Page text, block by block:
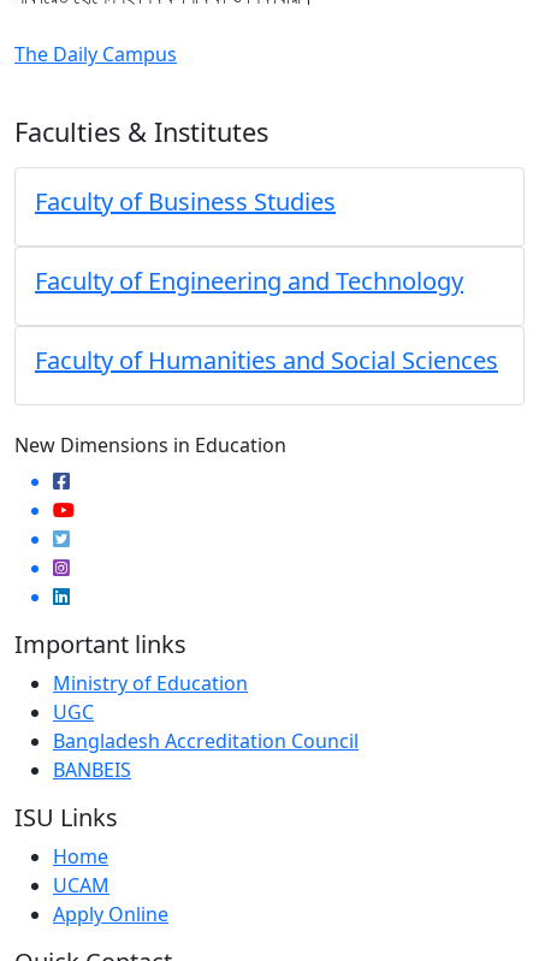
The Daily Campus
Faculties & Institutes
Faculty of Business Studies
Faculty of Engineering and Technology
Faculty of Humanities and Social Sciences
New Dimensions in Education
Important links
Ministry of Education
UGC
Bangladesh Accreditation Council
BANBEIS
ISU Links
Home
UCAM
Apply Online